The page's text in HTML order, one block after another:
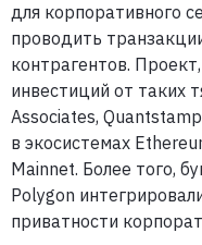
для корпоративного
проводить
контрагентов.
инвестиций от таких
Associates,
в экосистемах
Mainnet. Более того,
Polygon
приватности